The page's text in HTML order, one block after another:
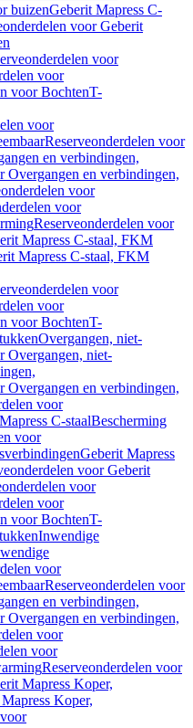
buizenGeberit Mapress C-
voor Geberit
voor
voor
voor BochtenT-
voor
Reserveonderdelen voor
en verbindingen,
Overgangen en verbindingen,
voor
voor
Reserveonderdelen voor
Mapress C-staal, FKM
Mapress C-staal, FKM
voor
voor
voor BochtenT-
Overgangen, niet-
Overgangen, niet-
Overgangen en verbindingen,
voor
C-staalBescherming
voor
Geberit Mapress
voor Geberit
voor
voor
voor BochtenT-
Inwendige
voor
Reserveonderdelen voor
en verbindingen,
Overgangen en verbindingen,
voor
voor
Reserveonderdelen voor
Mapress Koper,
Koper,